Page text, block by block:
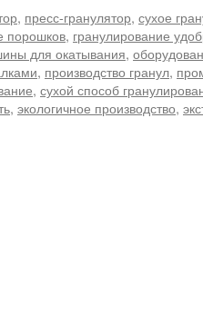
, пресс-гранулятор, сухое
порошков, гранулирование
для окатывания,
, производство гранул,
, сухой способ
, экологичное производство,